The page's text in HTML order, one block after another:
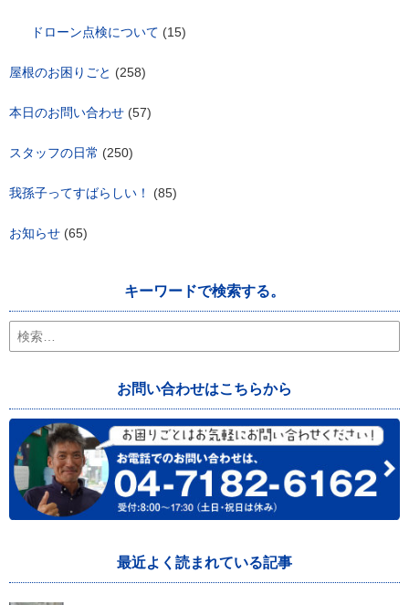
ドローン点検について (15)
屋根のお困りごと (258)
本日のお問い合わせ (57)
スタッフの日常 (250)
我孫子ってすばらしい！ (85)
お知らせ (65)
キーワードで検索する。
検
索:
お問い合わせはこちらから
最近よく読まれている記事